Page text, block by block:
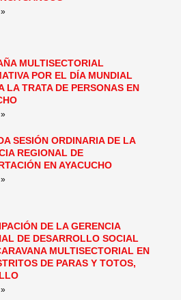
MULTISECTORIAL
POR EL DÍA MUNDIAL
LA TRATA DE PERSONAS EN
SESIÓN ORDINARIA DE LA
REGIONAL DE
EN AYACUCHO
DE LA GERENCIA
DE DESARROLLO SOCIAL
MULTISECTORIAL EN
DE PARAS Y TOTOS,